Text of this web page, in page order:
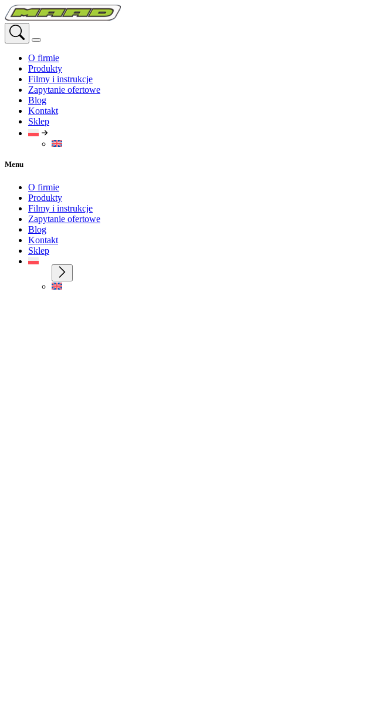
Przejdź
do
treści
O firmie
Produkty
Filmy i instrukcje
Zapytanie ofertowe
Blog
Kontakt
Sklep
Menu
O firmie
Produkty
Filmy i instrukcje
Zapytanie ofertowe
Blog
Kontakt
Sklep